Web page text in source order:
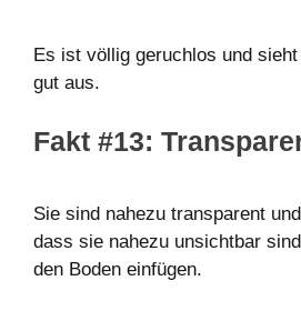
Es ist völlig geruchlos und
gut aus.
Fakt #13:
Sie sind nahezu transparent
dass sie nahezu unsichtbar
den Boden einfügen.